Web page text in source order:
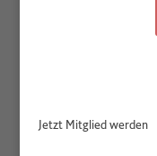
Jetzt Mitglied werden